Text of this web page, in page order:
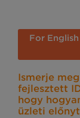
For
Ismerje
fejlesztett
hogy
üzleti